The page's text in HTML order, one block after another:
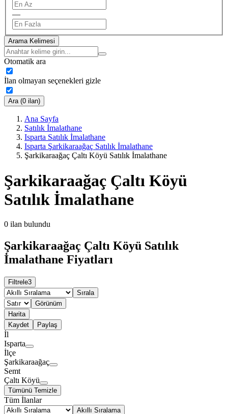
—
Arama Kelimesi
Otomatik ara
İlan olmayan seçenekleri gizle
Ara (0 ilan)
Ana Sayfa
Satılık İmalathane
Isparta Satılık İmalathane
Isparta Şarkikaraağaç Satılık İmalathane
Şarkikaraağaç Çaltı Köyü Satılık İmalathane
Şarkikaraağaç Çaltı Köyü
Satılık İmalathane
0 ilan bulundu
Şarkikaraağaç Çaltı Köyü Satılık
İmalathane Fiyatları
Filtrele3
Sırala
Görünüm
Harita
Kaydet
Paylaş
İl
Isparta
İlçe
Şarkikaraağaç
Semt
Çaltı Köyü
Tümünü Temizle
Tüm İlanlar
Akıllı Sıralama